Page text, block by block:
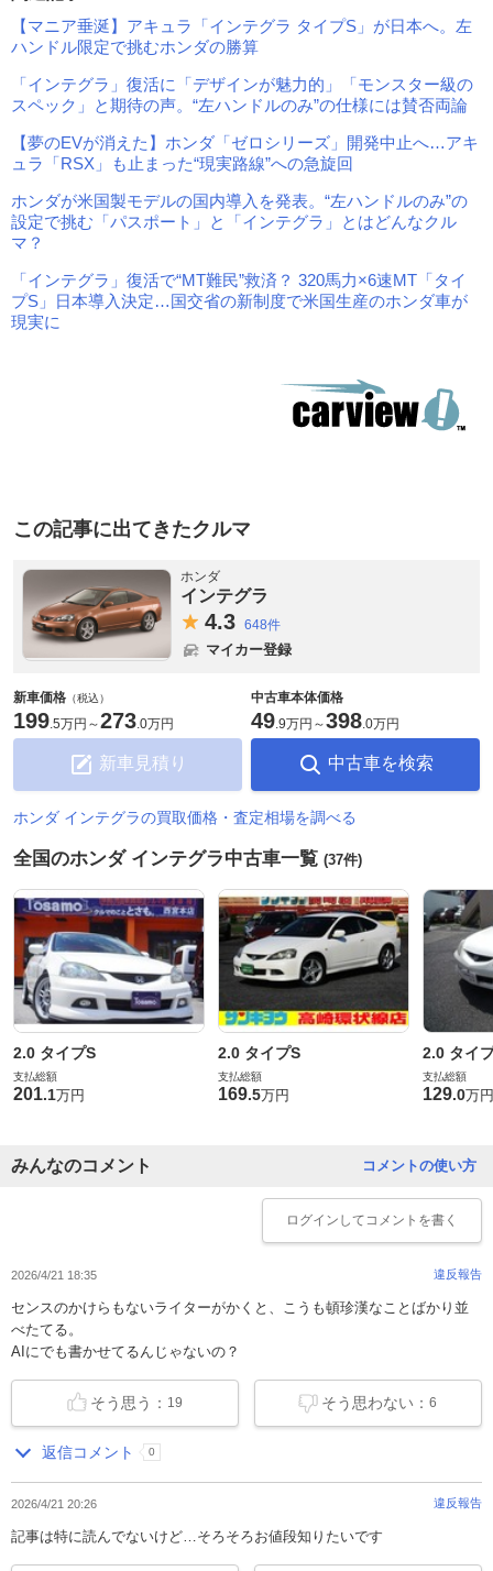
【マニア垂涎】アキュラ「インテグラ タイプS」が日本へ。左
ハンドル限定で挑むホンダの勝算
「インテグラ」復活に「デザインが魅力的」「モンスター級の
スペック」と期待の声。“左ハンドルのみ”の仕様には賛否両論
【夢のEVが消えた】ホンダ「ゼロシリーズ」開発中止へ…アキ
ュラ「RSX」も止まった“現実路線”への急旋回
ホンダが米国製モデルの国内導入を発表。“左ハンドルのみ”の
設定で挑む「パスポート」と「インテグラ」とはどんなクル
マ？
「インテグラ」復活で“MT難民”救済？ 320馬力×6速MT「タイ
プS」日本導入決定…国交省の新制度で米国生産のホンダ車が
現実に
この記事に出てきたクルマ
ホンダ
インテグラ
4.3 648件
マイカー登録
新車価格 （税込）
199 5万円 ～273 0万円
新車見積り
中古車本体価格
49 9万円 ～398 0万円
中古車を検索
ホンダ インテグラの買取価格・査定相場を調べる
全国のホンダ インテグラ中古車一覧 (37件)
2.0 タイプS
支払総額
201.1万円
2.0 タイプS
支払総額
169.5万円
2.0 タイ
支払総額
129.0万円
コメントの使い方
みんなのコメント
ログイン してコメントを書く
2026/4/21 18:35 違反報告
センスのかけらもないライターがかくと、こうも頓珍漢なことばかり並
べたてる。
AIにでも書かせてるんじゃないの？
そう思わない：6
そう思う： 19
返信コメント 0
2026/4/21 20:26 違反報告
記事は特に読んでないけど…そろそろお値段知りたいです